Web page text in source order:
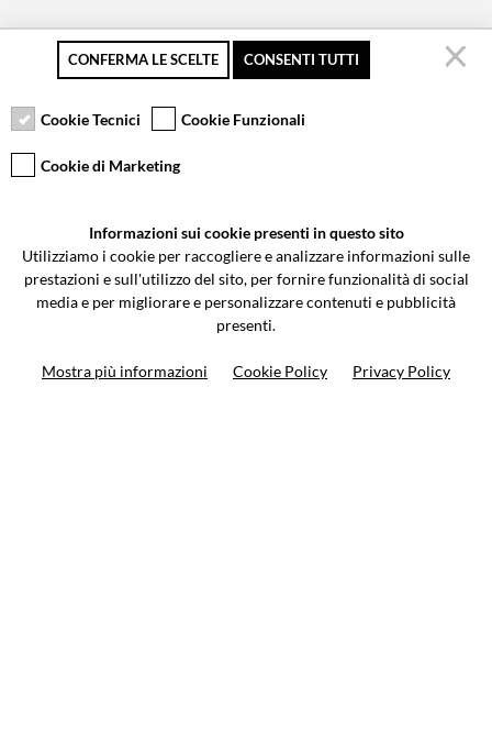
Secure payment
Free returns up to 30
Customer service
Via Galileo Galilei 5 | Verano Brianza (MB) 20843 | ITALY
0362-805407-info@valtermoto.com
CONFERMA LE SCELTE CONSENTI TUTTI
Cookie Tecnici Cookie Funzionali
Cookie di Marketing
Informazioni sui cookie presenti in questo sito
Utilizziamo i cookie per raccogliere e analizzare informazioni sulle
prestazioni e sull'utilizzo del sito, per fornire funzionalità di social
media e per migliorare e personalizzare contenuti e pubblicità
presenti.
Mostra più informazioni Cookie Policy Privacy Policy